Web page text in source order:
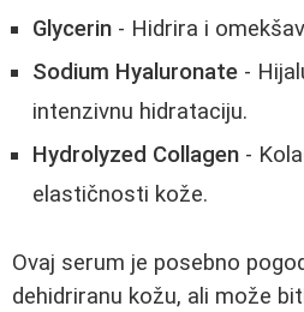
Glycerin - Hidrira i
Sodium Hyaluronate -
intenzivnu hidrataciju.
Hydrolyzed Collagen -
elastičnosti kože.
Ovaj serum je posebno
dehidriranu kožu, ali može